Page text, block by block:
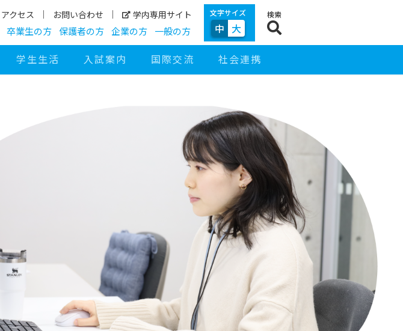
アクセス お問い合わせ 学内専用サイト
卒業生の方 保護者の方 企業の方 一般の方
文字サイズ
中 大
検索
学生生活 入試案内 国際交流 社会連携